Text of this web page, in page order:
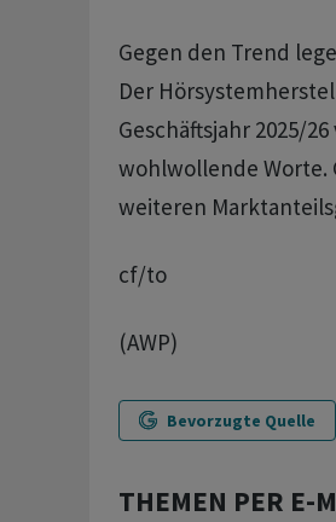
Gegen den Trend
Der
Geschäftsjahr 2025/
wohlwollende Worte.
weiteren
cf/to
(AWP)
Bevorzugte Quelle
THEMEN PER E-